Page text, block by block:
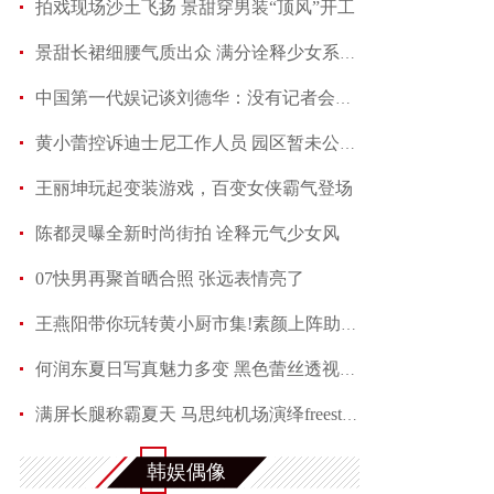
拍戏现场沙土飞扬 景甜穿男装“顶风”开工
景甜长裙细腰气质出众 满分诠释少女系优雅
中国第一代娱记谈刘德华：没有记者会不喜欢他
黄小蕾控诉迪士尼工作人员 园区暂未公开回应当事
王丽坤玩起变装游戏，百变女侠霸气登场
陈都灵曝全新时尚街拍 诠释元气少女风
07快男再聚首晒合照 张远表情亮了
王燕阳带你玩转黄小厨市集!素颜上阵助力嫣然天使
何润东夏日写真魅力多变 黑色蕾丝透视西装性感吸
满屏长腿称霸夏天 马思纯机场演绎freestyle
赵芮曝全新写真 笑靥如花展现十足冻龄魅力
韩娱偶像